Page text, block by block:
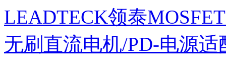
LEADTECK领泰
无刷直流电机/PD-电源适